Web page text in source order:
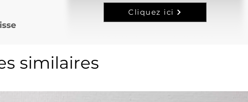
Cliquez ici
similaires